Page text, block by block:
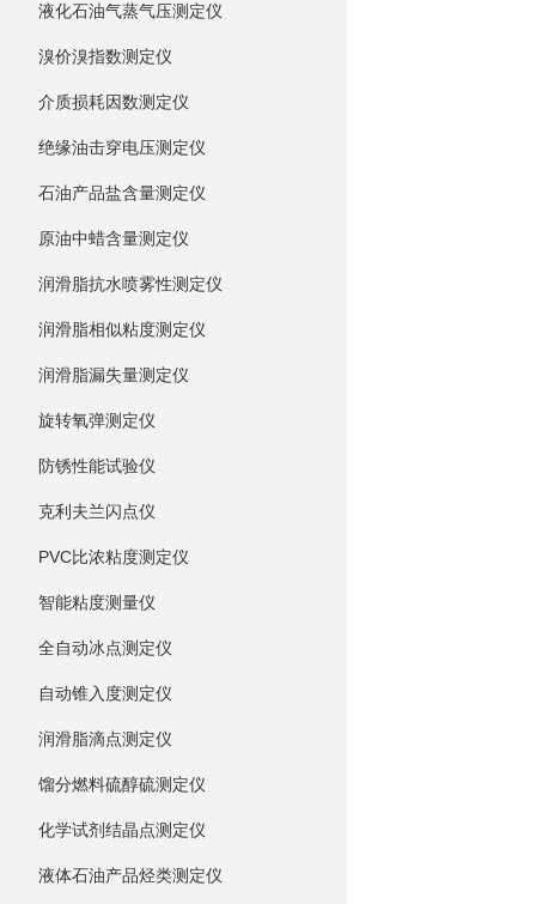
液化石油气蒸气压测定仪
溴价溴指数测定仪
介质损耗因数测定仪
绝缘油击穿电压测定仪
石油产品盐含量测定仪
原油中蜡含量测定仪
润滑脂抗水喷雾性测定仪
润滑脂相似粘度测定仪
润滑脂漏失量测定仪
旋转氧弹测定仪
防锈性能试验仪
克利夫兰闪点仪
PVC比浓粘度测定仪
智能粘度测量仪
全自动冰点测定仪
自动锥入度测定仪
润滑脂滴点测定仪
馏分燃料硫醇硫测定仪
化学试剂结晶点测定仪
液体石油产品烃类测定仪